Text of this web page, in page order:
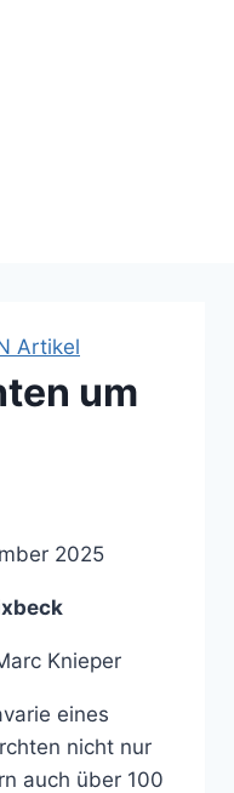
Artikel
um
2025
Knieper
eines
nicht nur
auch über 100